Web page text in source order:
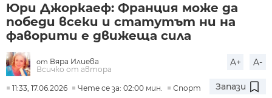
Юри Джоркаеф: Франция може да
победи всеки и статутът ни на
фаворити е движеща сила
от Вяра Илиева
Всичко от автора
A+ A-
11:33, 17.06.2026 Чете се за: 02:00 мин. Спорт Запази